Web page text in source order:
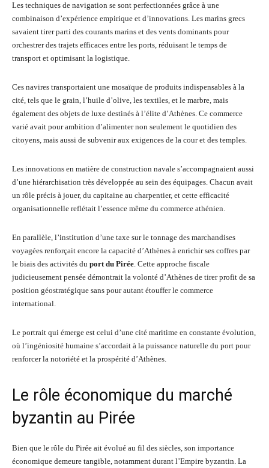
Les techniques de navigation se sont perfectionnées grâce à une
combinaison d’expérience empirique et d’innovations. Les marins grecs
savaient tirer parti des courants marins et des vents dominants pour
orchestrer des trajets efficaces entre les ports, réduisant le temps de
transport et optimisant la logistique.
Ces navires transportaient une mosaïque de produits indispensables à la
cité, tels que le grain, l’huile d’olive, les textiles, et le marbre, mais
également des objets de luxe destinés à l’élite d’Athènes. Ce commerce
varié avait pour ambition d’alimenter non seulement le quotidien des
citoyens, mais aussi de subvenir aux exigences de la cour et des temples.
Les innovations en matière de construction navale s’accompagnaient aussi
d’une hiérarchisation très développée au sein des équipages. Chacun avait
un rôle précis à jouer, du capitaine au charpentier, et cette efficacité
organisationnelle reflétait l’essence même du commerce athénien.
En parallèle, l’institution d’une taxe sur le tonnage des marchandises
voyagées renforçait encore la capacité d’Athènes à enrichir ses coffres par
le biais des activités du port du Pirée. Cette approche fiscale
judicieusement pensée démontrait la volonté d’Athènes de tirer profit de sa
position géostratégique sans pour autant étouffer le commerce
international.
Le portrait qui émerge est celui d’une cité maritime en constante évolution,
où l’ingéniosité humaine s’accordait à la puissance naturelle du port pour
renforcer la notoriété et la prospérité d’Athènes.
Le rôle économique du marché
byzantin au Pirée
Bien que le rôle du Pirée ait évolué au fil des siècles, son importance
économique demeure tangible, notamment durant l’Empire byzantin. La